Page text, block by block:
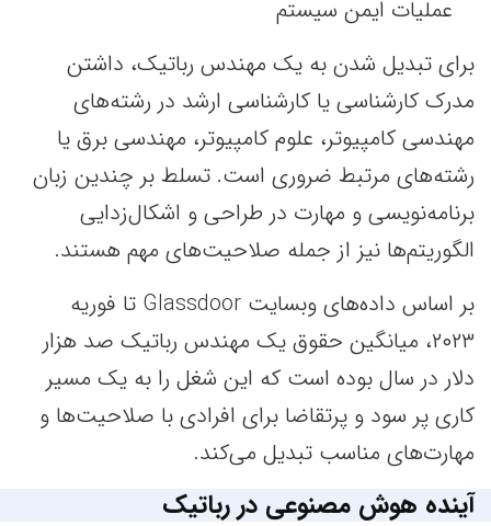
عملیات ایمن سیستم
برای تبدیل شدن به یک مهندس رباتیک، داشتن
مدرک کارشناسی یا کارشناسی ارشد در رشته‌های
مهندسی کامپیوتر، علوم کامپیوتر، مهندسی برق یا
رشته‌های مرتبط ضروری است. تسلط بر چندین زبان
برنامه‌نویسی و مهارت در طراحی و اشکال‌زدایی
الگوریتم‌ها نیز از جمله صلاحیت‌های مهم هستند.
بر اساس داده‌های وبسایت Glassdoor تا فوریه
۲۰۲۳، میانگین حقوق یک مهندس رباتیک صد هزار
دلار در سال بوده است که این شغل را به یک مسیر
کاری پر سود و پرتقاضا برای افرادی با صلاحیت‌ها و
مهارت‌های مناسب تبدیل می‌کند.
آینده هوش مصنوعی در رباتیک